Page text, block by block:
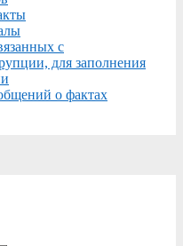
с
для заполнения
о фактах